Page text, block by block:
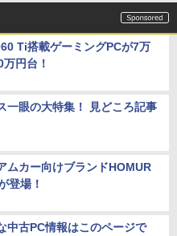
Ti搭載ゲーミングPCが7万
円台！
一眼の大特集！ 見どころ記事
ムカー向けブランドHOMUR
登場！
中古PC情報はこのページで